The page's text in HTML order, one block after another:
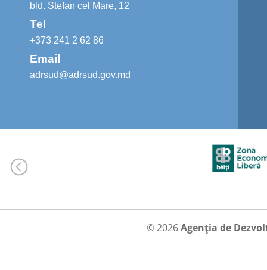
bld. Ștefan cel Mare, 12
Tel
+373 241 2 62 86
Email
adrsud@adrsud.gov.md
© 2026Agenția de